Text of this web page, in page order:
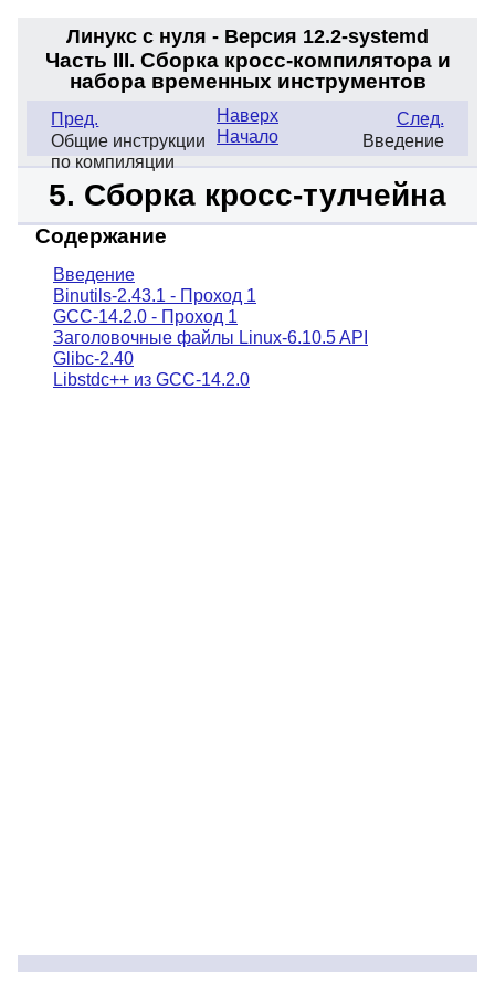
Линукс с нуля - Версия 12.2-systemd
Часть III. Сборка кросс-компилятора и
набора временных инструментов
Пред.
Общие инструкции
по компиляции
След.
Введение
Наверх
Начало
5. Сборка кросс-тулчейна
Содержание
Введение
Binutils-2.43.1 - Проход 1
GCC-14.2.0 - Проход 1
Заголовочные файлы Linux-6.10.5 API
Glibc-2.40
Libstdc++ из GCC-14.2.0